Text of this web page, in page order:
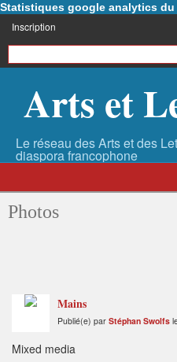
Statistiques google analytics du
Inscription
Arts et
Photos
Mains
Publié(e) par Stéphan Swolfs
Mixed media